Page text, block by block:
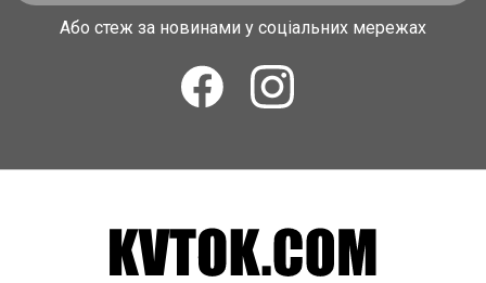
Або стеж за новинами у соціальних мережах